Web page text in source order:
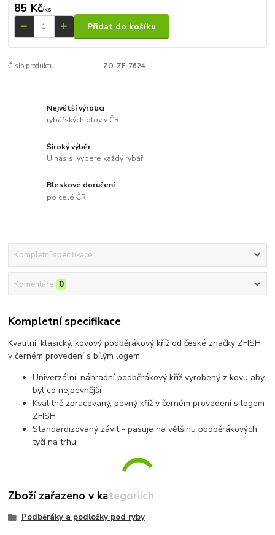
85 Kč/ks
Přidat do košíku
Číslo produktu: ZO-ZF-7624
Největší výrobci
rybářských olov v ČR
Široký výběr
U nás si vybere každý rybář
Bleskové doručení
po celé ČR
Kompletní specifikace
Komentáře 0
Kompletní specifikace
Kvalitní, klasický, kovový podběrákový kříž od české značky ZFISH
v černém provedení s bílým logem.
Univerzální, náhradní podběrákový kříž vyrobený z kovu aby
byl co nejpevnější
Kvalitně zpracovaný, pevný kříž v černém provedení s logem
ZFISH
Standardizovaný závit - pasuje na většinu podběrákových
tyčí na trhu
Zboží zařazeno v kategoriích
Podběráky a podložky pod ryby